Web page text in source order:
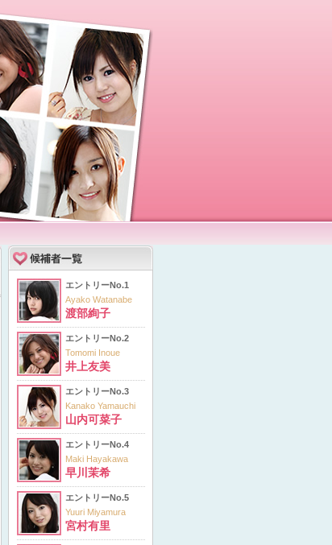
エントリーNo.1
Ayako Watanabe
渡部絢子
エントリーNo.2
Tomomi Inoue
井上友美
エントリーNo.3
Kanako Yamauchi
山内可菜子
エントリーNo.4
Maki Hayakawa
早川茉希
エントリーNo.5
Yuuri Miyamura
宮村有里